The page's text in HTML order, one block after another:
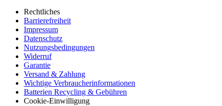
Rechtliches
Barrierefreiheit
Impressum
Datenschutz
Nutzungsbedingungen
Widerruf
Garantie
Versand & Zahlung
Wichtige Verbraucherinformationen
Batterien Recycling & Gebühren
Cookie-Einwilligung